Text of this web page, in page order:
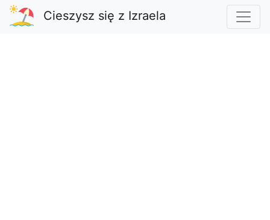
Cieszysz się z Izraela